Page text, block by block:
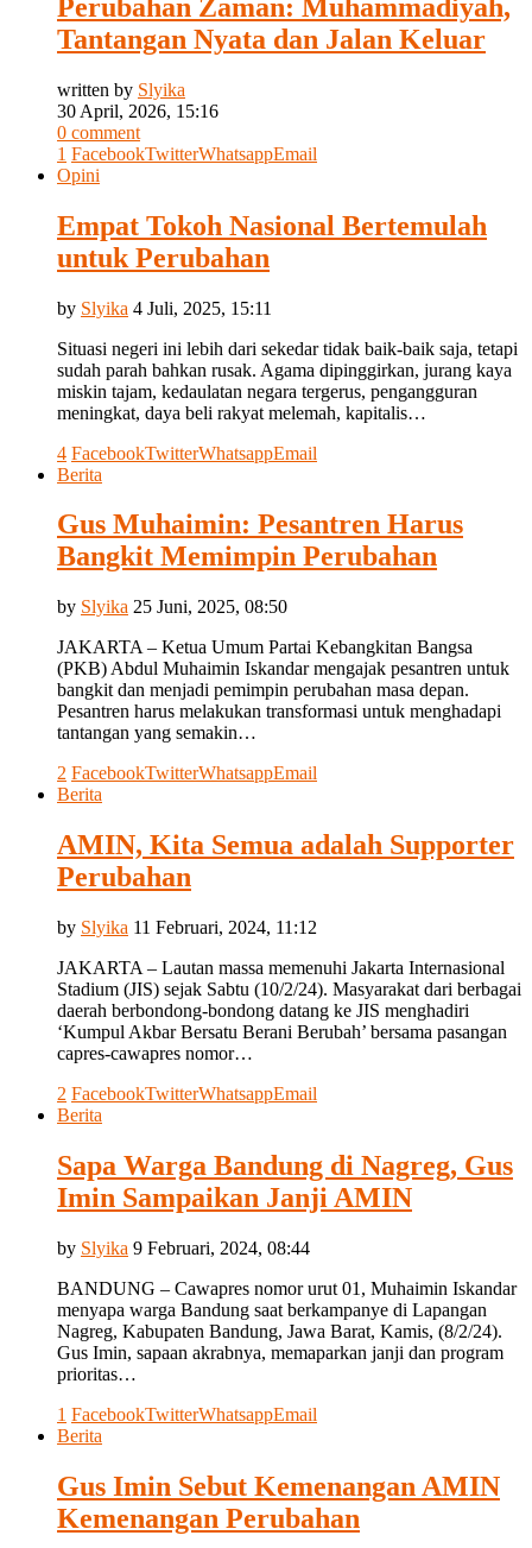
Perubahan Zaman: Muhammadiyah,
Tantangan Nyata dan Jalan Keluar
written by Slyika
30 April, 2026, 15:16
0 comment
1 FacebookTwitterWhatsappEmail
Opini
Empat Tokoh Nasional Bertemulah
untuk Perubahan
by Slyika 4 Juli, 2025, 15:11
Situasi negeri ini lebih dari sekedar tidak baik-baik saja, tetapi
sudah parah bahkan rusak. Agama dipinggirkan, jurang kaya
miskin tajam, kedaulatan negara tergerus, pengangguran
meningkat, daya beli rakyat melemah, kapitalis…
4 FacebookTwitterWhatsappEmail
Berita
Gus Muhaimin: Pesantren Harus
Bangkit Memimpin Perubahan
by Slyika 25 Juni, 2025, 08:50
JAKARTA – Ketua Umum Partai Kebangkitan Bangsa
(PKB) Abdul Muhaimin Iskandar mengajak pesantren untuk
bangkit dan menjadi pemimpin perubahan masa depan.
Pesantren harus melakukan transformasi untuk menghadapi
tantangan yang semakin…
2 FacebookTwitterWhatsappEmail
Berita
AMIN, Kita Semua adalah Supporter
Perubahan
by Slyika 11 Februari, 2024, 11:12
JAKARTA – Lautan massa memenuhi Jakarta Internasional
Stadium (JIS) sejak Sabtu (10/2/24). Masyarakat dari berbagai
daerah berbondong-bondong datang ke JIS menghadiri
‘Kumpul Akbar Bersatu Berani Berubah’ bersama pasangan
capres-cawapres nomor…
2 FacebookTwitterWhatsappEmail
Berita
Sapa Warga Bandung di Nagreg, Gus
Imin Sampaikan Janji AMIN
by Slyika 9 Februari, 2024, 08:44
BANDUNG – Cawapres nomor urut 01, Muhaimin Iskandar
menyapa warga Bandung saat berkampanye di Lapangan
Nagreg, Kabupaten Bandung, Jawa Barat, Kamis, (8/2/24).
Gus Imin, sapaan akrabnya, memaparkan janji dan program
prioritas…
1 FacebookTwitterWhatsappEmail
Berita
Gus Imin Sebut Kemenangan AMIN
Kemenangan Perubahan